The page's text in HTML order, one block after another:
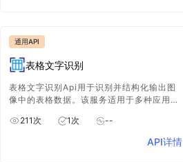
通用API
表格文字识别
表格文字识别Api用于识别并结构化输出图
像中的表格数据。该服务适用于多种应用场
211 次 1 次 --
API详情